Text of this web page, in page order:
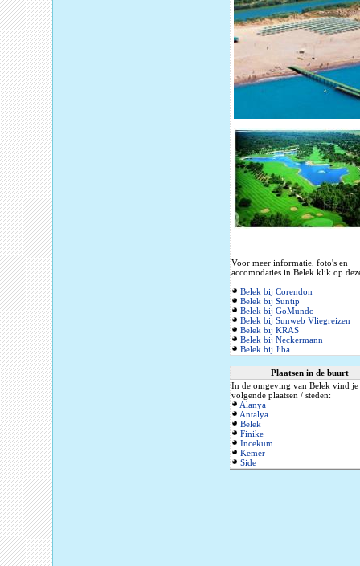
Voor meer informatie, foto's en
accomodaties in Belek klik op
Belek bij Corendon
Belek bij Suntip
Belek bij GoMundo
Belek bij Sunweb Vliegreizen
Belek bij KRAS
Belek bij Neckermann
Belek bij Jiba
Plaatsen in de buurt
In de omgeving van Belek vind je
volgende plaatsen / steden:
Alanya
Antalya
Belek
Finike
Incekum
Kemer
Side